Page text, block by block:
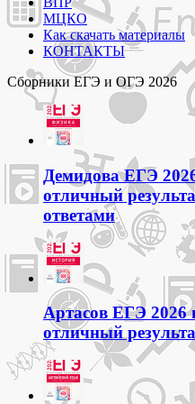
МЦКО
Как скачать материалы
КОНТАКТЫ
Сборники ЕГЭ и ОГЭ 2026
Демидова ЕГЭ
отличный
ответами
Артасов ЕГЭ 2026
отличный